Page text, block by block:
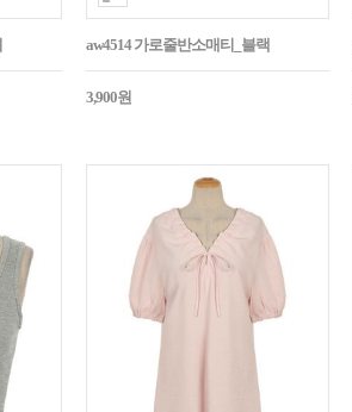
aw4514 가로줄반소매티_블랙
3,900원